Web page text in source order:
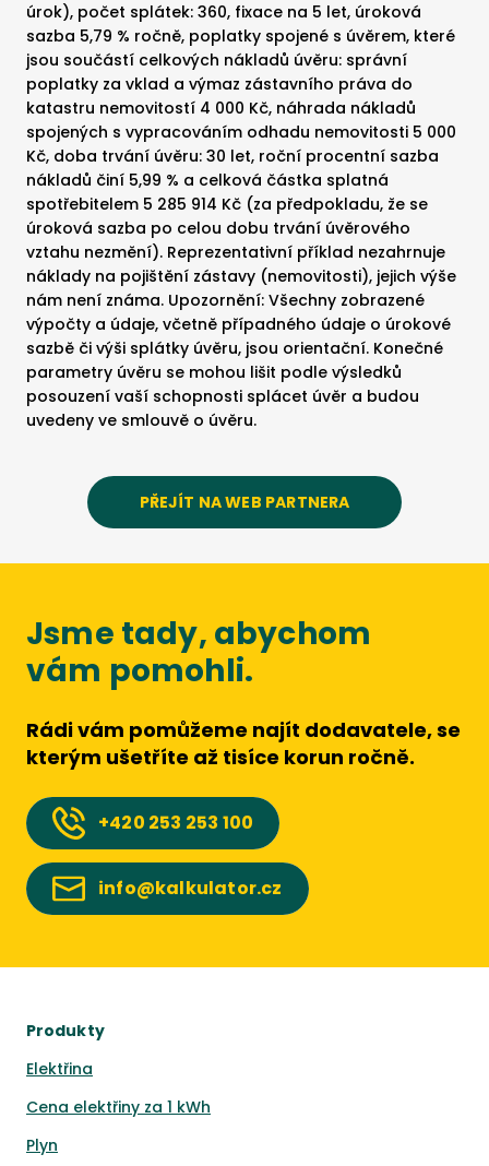
úrok), počet splátek: 360, fixace na 5 let, úroková
sazba 5,79 % ročně, poplatky spojené s úvěrem, které
jsou součástí celkových nákladů úvěru: správní
poplatky za vklad a výmaz zástavního práva do
katastru nemovitostí 4 000 Kč, náhrada nákladů
spojených s vypracováním odhadu nemovitosti 5 000
Kč, doba trvání úvěru: 30 let, roční procentní sazba
nákladů činí 5,99 % a celková částka splatná
spotřebitelem 5 285 914 Kč (za předpokladu, že se
úroková sazba po celou dobu trvání úvěrového
vztahu nezmění). Reprezentativní příklad nezahrnuje
náklady na pojištění zástavy (nemovitosti), jejich výše
nám není známa. Upozornění: Všechny zobrazené
výpočty a údaje, včetně případného údaje o úrokové
sazbě či výši splátky úvěru, jsou orientační. Konečné
parametry úvěru se mohou lišit podle výsledků
posouzení vaší schopnosti splácet úvěr a budou
uvedeny ve smlouvě o úvěru.
PŘEJÍT NA WEB PARTNERA
Jsme tady, abychom
vám pomohli.
Rádi vám pomůžeme najít dodavatele, se
kterým ušetříte až tisíce korun ročně.
+420 253 253 100
info@kalkulator.cz
Produkty
Elektřina
Cena elektřiny za 1 kWh
Plyn